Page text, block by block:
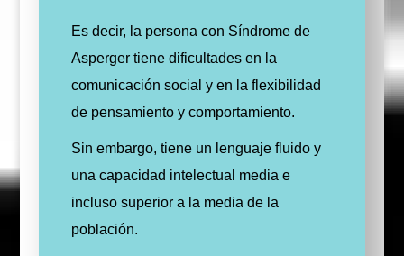
Es decir, la persona con Síndrome de
Asperger tiene dificultades en la
comunicación social y en la flexibilidad
de pensamiento y comportamiento.
Sin embargo, tiene un lenguaje fluido y
una capacidad intelectual media e
incluso superior a la media de la
población.